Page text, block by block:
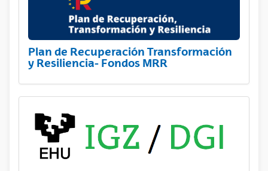
Plan de Recuperación Transformación
y Resiliencia- Fondos MRR